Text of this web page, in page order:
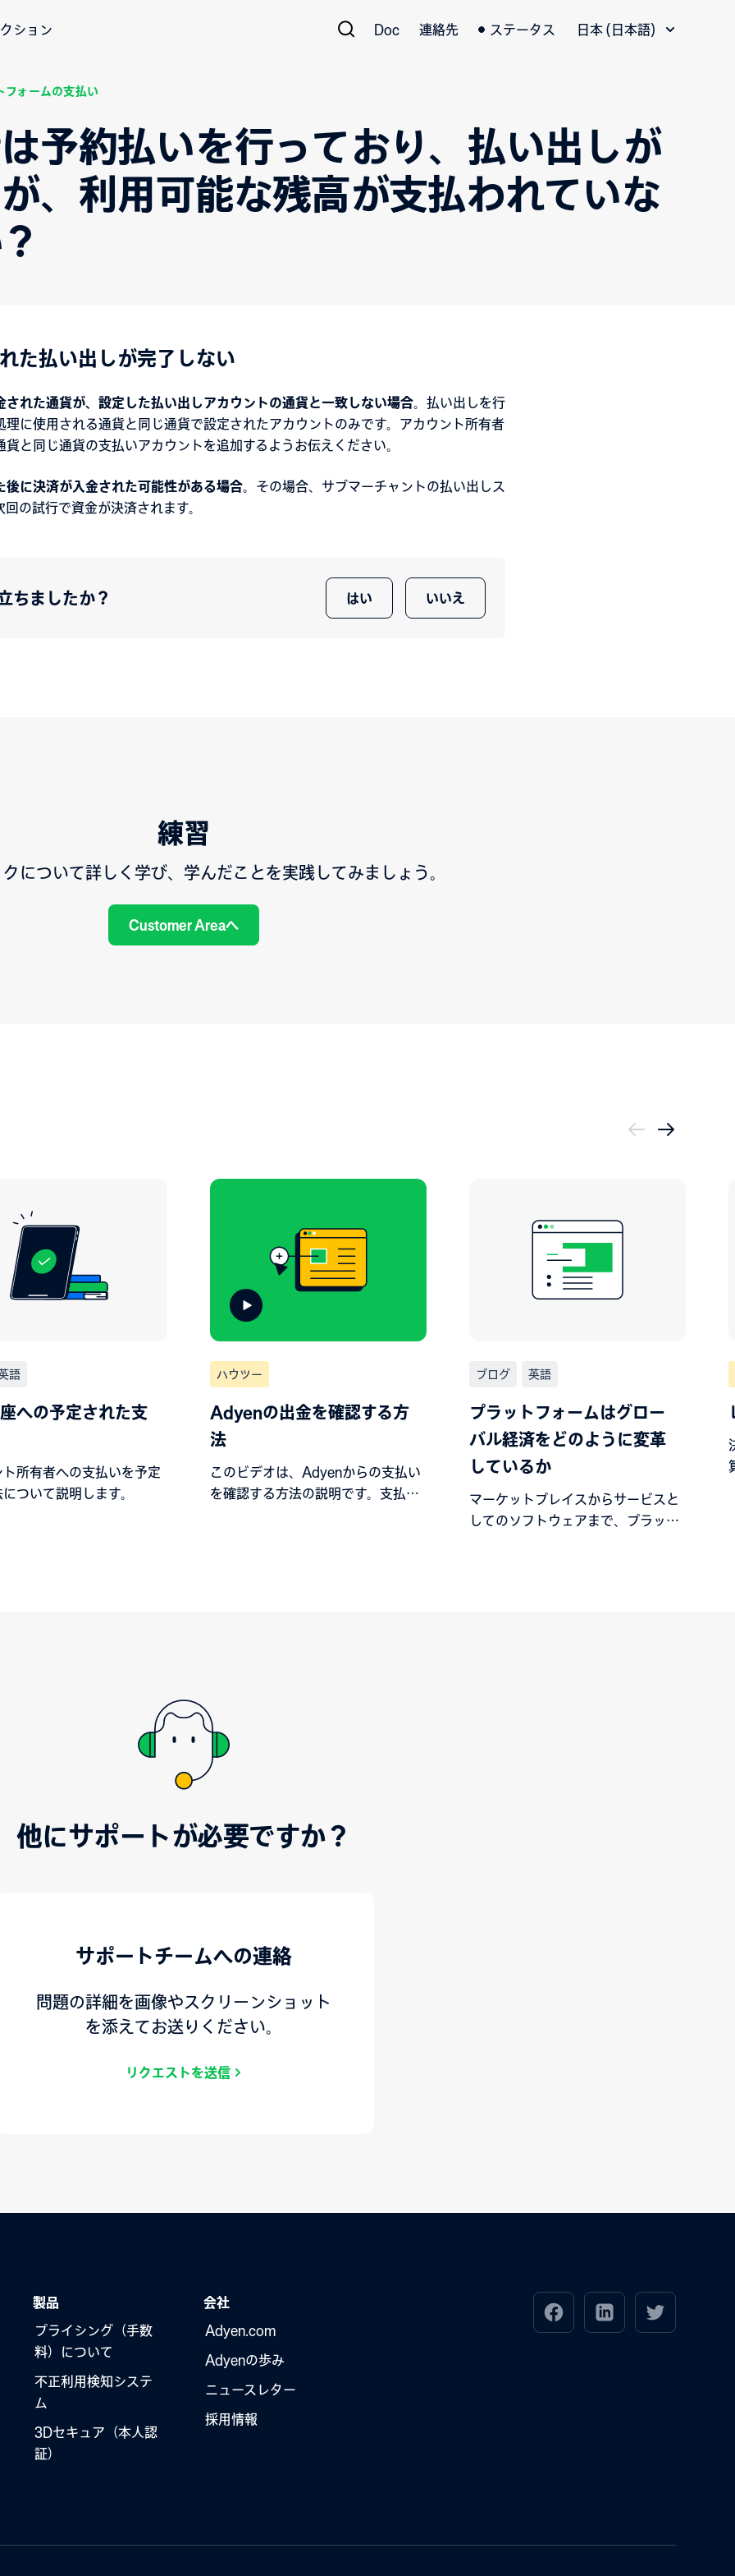
ション Doc 連絡先 ステータス
日本 (日本語)
フォームの支払い
予約払いを行っており、払い出しが
、利用可能な残高が支払われていな
た払い出しが完了しない
された通貨が、設定した払い出しアカウントの通貨と一致しない場合。払い出しを行
理に使用される通貨と同じ通貨で設定されたアカウントのみです。アカウント所有者
と同じ通貨の支払いアカウントを追加するようお伝えください。
後に決済が入金された可能性がある場合。その場合、サブマーチャントの払い出しス
の試行で資金が決済されます。
ちましたか？ はい いいえ
練習
について詳しく学び、学んだことを実践してみましょう。
Customer Areaへ
語
への予定された支
所有者への支払いを予定
ついて説明します。
ハウツー
Adyenの出金を確認する方
法
このビデオは、Adyenからの支払い
を確認する方法の説明です。支払履
ブログ 英語
プラットフォームはグロー
バル経済をどのように変革
しているか
マーケットプレイスからサービスと
してのソフトウェアまで、プラット
他にサポートが必要ですか？
サポートチームへの連絡
問題の詳細を画像やスクリーンショット
を添えてお送りください。
リクエストを送信
製品
プライシング（手数
料）について
不正利用検知システ
ム
3Dセキュア（本人認
証）
会社
Adyen.com
Adyenの歩み
ニュースレター
採用情報